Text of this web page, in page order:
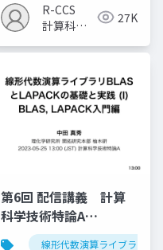
R-CCS
計算科学
室
27K
計算科学 高性能計算技術
第6回 配信講義 計算
科学技術特論A
（2023）線形代数演算ライブラリ